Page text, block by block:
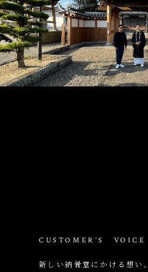
CUSTOMER’S VOICE
新しい納骨堂にかける想い、